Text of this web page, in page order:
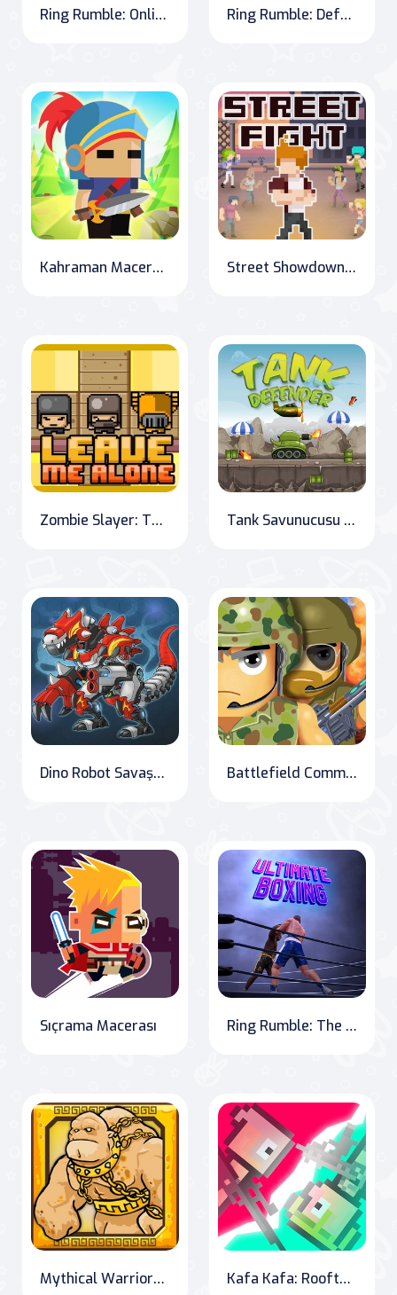
Ring Rumble: Online Wrestling Showdown Ring Rumble: Defeat Your Foes in the Ultimate Wrestling Showdown
Kahraman Macera: Online Savaş Street Showdown: The Ultimate Fighter
Zombie Slayer: The Last Stand Tank Savunucusu Online
Dino Robot Savaşçıları Battlefield Command: Conquer and Conquer Again
Sıçrama Macerası Ring Rumble: The Ultimate Boxing Challenge
Mythical Warriors: Rise of the Heroes Kafa Kafa: Rooftop Battle